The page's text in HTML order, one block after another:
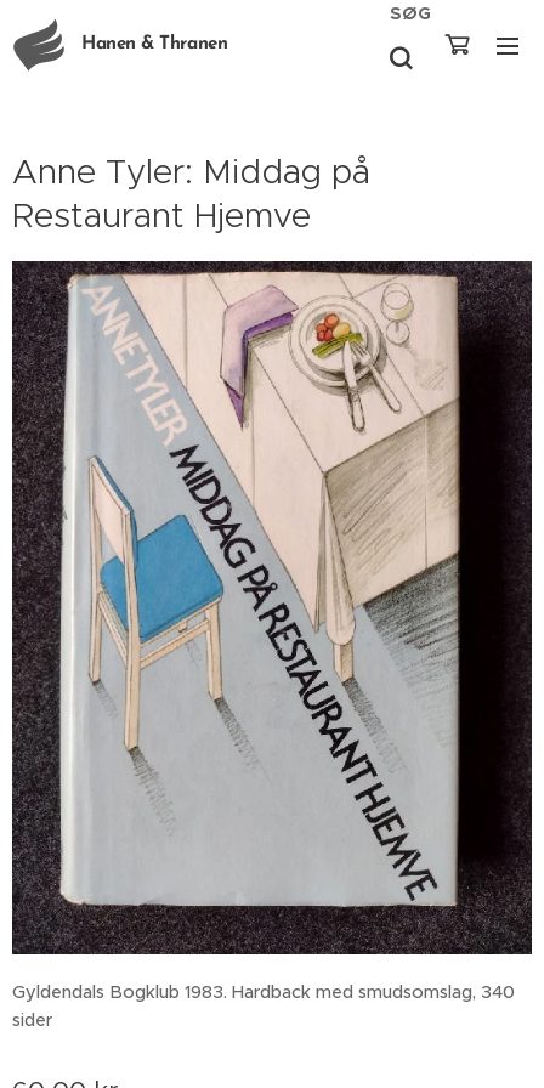
Hanen & Thranen
SØG
Anne Tyler: Middag på
Restaurant Hjemve
Gyldendals Bogklub 1983. Hardback med smudsomslag, 340
sider